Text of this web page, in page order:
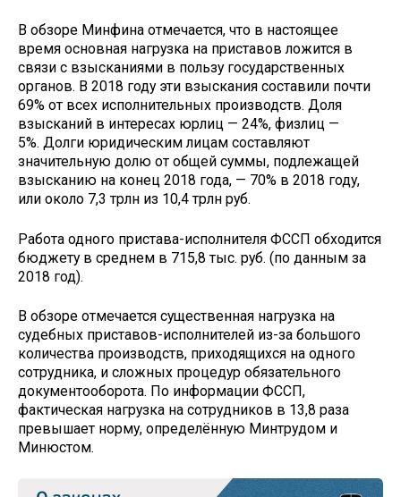
В обзоре Минфина отмечается, что в настоящее
время основная нагрузка на приставов ложится в
связи с взысканиями в пользу государственных
органов. В 2018 году эти взыскания составили почти
69% от всех исполнительных производств. Доля
взысканий в интересах юрлиц — 24%, физлиц —
5%. Долги юридическим лицам составляют
значительную долю от общей суммы, подлежащей
взысканию на конец 2018 года, — 70% в 2018 году,
или около 7,3 трлн из 10,4 трлн руб.
Работа одного пристава-исполнителя ФССП обходится
бюджету в среднем в 715,8 тыс. руб. (по данным за
2018 год).
В обзоре отмечается существенная нагрузка на
судебных приставов-исполнителей из-за большого
количества производств, приходящихся на одного
сотрудника, и сложных процедур обязательного
документооборота. По информации ФССП,
фактическая нагрузка на сотрудников в 13,8 раза
превышает норму, определённую Минтрудом и
Минюстом.